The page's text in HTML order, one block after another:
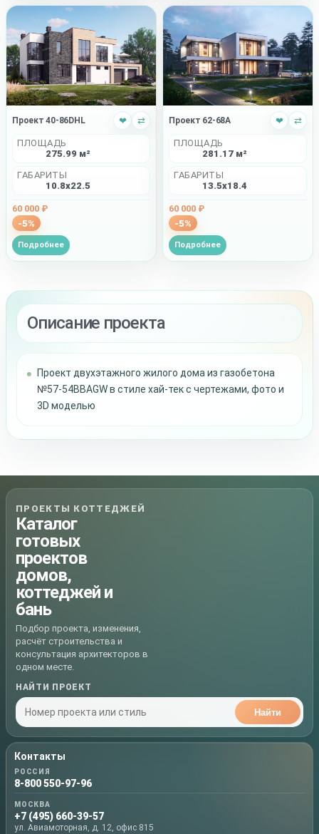
Проект 40-86DHL ❤ ⇄
ПЛОЩАДЬ
275.99 м²
ГАБАРИТЫ
10.8x22.5
60 000 ₽
-5%
Подробнее
Проект 62-68A ❤ ⇄
ПЛОЩАДЬ
281.17 м²
ГАБАРИТЫ
13.5x18.4
60 000 ₽
-5%
Подробнее
Описание проекта
Проект двухэтажного жилого дома из газобетона
№57-54BBAGW в стиле хай-тек с чертежами, фото и
3D моделью
ПРОЕКТЫ КОТТЕДЖЕЙ
Каталог
готовых
проектов
домов,
коттеджей и
бань
Подбор проекта, изменения,
расчёт строительства и
консультация архитекторов в
одном месте.
НАЙТИ ПРОЕКТ
Найти
Контакты
РОССИЯ
8-800 550-97-96
МОСКВА
+7 (495) 660-39-57
ул. Авиамоторная, д. 12, офис 815